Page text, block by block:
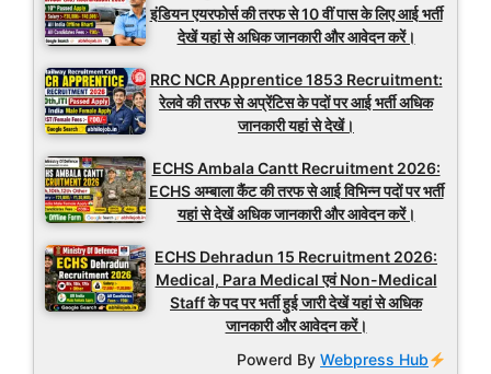
इंडियन एयरफोर्स की तरफ से 10 वीं पास के लिए आई भर्ती
देखें यहां से अधिक जानकारी और आवेदन करें।
RRC NCR Apprentice 1853 Recruitment:
रेलवे की तरफ से अप्रेंटिस के पदों पर आई भर्ती अधिक
जानकारी यहां से देखें।
ECHS Ambala Cantt Recruitment 2026:
ECHS अम्बाला कैंट की तरफ से आई विभिन्न पदों पर भर्ती
यहां से देखें अधिक जानकारी और आवेदन करें।
ECHS Dehradun 15 Recruitment 2026:
Medical, Para Medical एवं Non-Medical
Staff के पद पर भर्ती हुई जारी देखें यहां से अधिक
जानकारी और आवेदन करें।
Powerd ByWebpress Hub